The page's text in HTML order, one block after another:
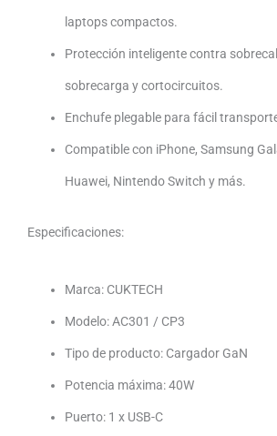
laptops compactos.
Protección inteligente contra
sobrecarga y cortocircuitos.
Enchufe plegable para fácil
Compatible con iPhone, Samsung
Huawei, Nintendo Switch y más.
Especificaciones:
Marca: CUKTECH
Modelo: AC301 / CP3
Tipo de producto: Cargador GaN
Potencia máxima: 40W
Puerto: 1 x USB-C